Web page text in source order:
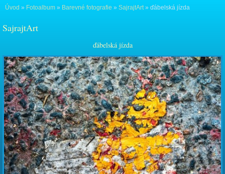
Úvod » Fotoalbum » Barevné fotografie » SajrajtArt» ďábelská jízda
SajrajtArt
ďábelská jízda